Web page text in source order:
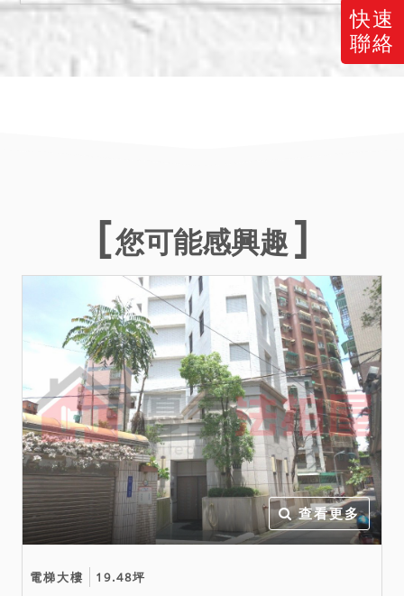
快速
聯絡
您可能感興趣
查看更多
電梯大樓 19.48坪